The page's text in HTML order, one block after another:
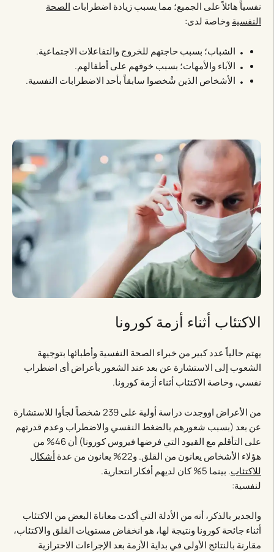
نفسياً هائلاً على الجميع؛ مما يسبب زيادة اضطرابات الصحة
النفسية وخاصة لدى:
الشباب؛ بسبب حاجتهم للخروج والتفاعلات الاجتماعية.
الآباء والأمهات؛ بسبب خوفهم على أطفالهم.
الأشخاص الذين شُخصوا سابقاً بأحد الاضطرابات النفسية.
الاكتئاب أثناء أزمة كورونا
يهتم حالياً عدد كبير من خبراء الصحة النفسية وأطبائها بتوجيهة
الشعوب إلى الاستشارة عن بعد عند الشعور بأعراض أى اضطراب
نفسي، وخاصة الاكتئاب أثناء أزمة كورونا.
من الأعراض اووجدت دراسة أولية على 239 شخصاً لجأوا للاستشارة
عن بعد (بسبب شعورهم بالضغط النفسي والاضطراب وعدم قدرتهم
على التأقلم مع القيود التي فرضها فيروس كورونا) أن 46% من
هؤلاء الأشخاص يعانون من القلق. و22% يعانون من عدة
أشكال
للاكتئاب. بينما 5% كان لديهم أفكار انتحارية.
لنفسية:
والجدير بالذكر، أنه من الأدلة التي أكدت معاناة البعض من الاكتئاب
أثناء جائحة كورونا ونتيجة لها، هو انخفاض مستويات القلق والاكتئاب،
مقارنة بالنتائج الأولى في بداية الأزمة بعد الإجراءات الاحترازية